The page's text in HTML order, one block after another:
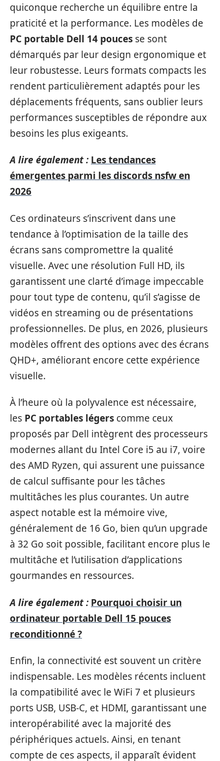
quiconque recherche un équilibre entre la
praticité et la performance. Les modèles de
PC portable Dell 14 pouces se sont
démarqués par leur design ergonomique et
leur robustesse. Leurs formats compacts les
rendent particulièrement adaptés pour les
déplacements fréquents, sans oublier leurs
performances susceptibles de répondre aux
besoins les plus exigeants.
A lire également : Les tendances
émergentes parmi les discords nsfw en
2026
Ces ordinateurs s’inscrivent dans une
tendance à l’optimisation de la taille des
écrans sans compromettre la qualité
visuelle. Avec une résolution Full HD, ils
garantissent une clarté d’image impeccable
pour tout type de contenu, qu’il s’agisse de
vidéos en streaming ou de présentations
professionnelles. De plus, en 2026, plusieurs
modèles offrent des options avec des écrans
QHD+, améliorant encore cette expérience
visuelle.
À l’heure où la polyvalence est nécessaire,
les PC portables légers comme ceux
proposés par Dell intègrent des processeurs
modernes allant du Intel Core i5 au i7, voire
des AMD Ryzen, qui assurent une puissance
de calcul suffisante pour les tâches
multitâches les plus courantes. Un autre
aspect notable est la mémoire vive,
généralement de 16 Go, bien qu’un upgrade
à 32 Go soit possible, facilitant encore plus le
multitâche et l’utilisation d’applications
gourmandes en ressources.
A lire également : Pourquoi choisir un
ordinateur portable Dell 15 pouces
reconditionné ?
Enfin, la connectivité est souvent un critère
indispensable. Les modèles récents incluent
la compatibilité avec le WiFi 7 et plusieurs
ports USB, USB-C, et HDMI, garantissant une
interopérabilité avec la majorité des
périphériques actuels. Ainsi, en tenant
compte de ces aspects, il apparaît évident